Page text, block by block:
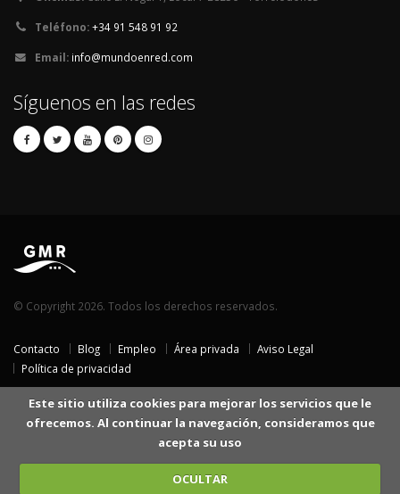
Teléfono:+34 91 548 91 92
Email: info@mundoenred.com
Síguenos en las redes
© Copyright 2026. Todos los derechos reservados.
Contacto Blog Empleo Área privada
Aviso Legal
Política de privacidad
Este sitio utiliza cookies para mejorar los servicios que le
ofrecemos. Al continuar la navegación, consideramos que
acepta su uso
OCULTAR